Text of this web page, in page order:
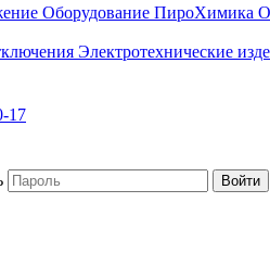
Оборудование ПироХимика
Электротехнические
17
Войти